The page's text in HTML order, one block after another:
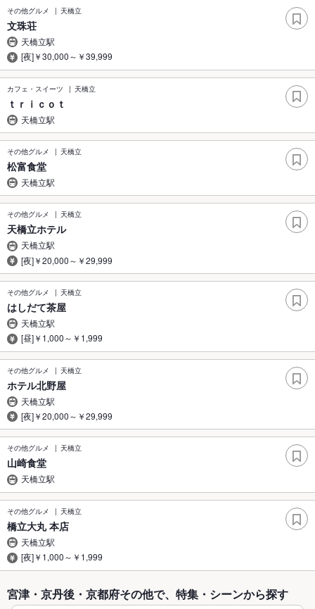
その他グルメ 天橋立
文珠荘
天橋立駅
[夜]￥30,000～￥39,999
カフェ・スイーツ 天橋立
ｔｒｉｃｏｔ
天橋立駅
その他グルメ 天橋立
松富食堂
天橋立駅
その他グルメ 天橋立
天橋立ホテル
天橋立駅
[夜]￥20,000～￥29,999
その他グルメ 天橋立
はしだて茶屋
天橋立駅
[昼]￥1,000～￥1,999
その他グルメ 天橋立
ホテル北野屋
天橋立駅
[夜]￥20,000～￥29,999
その他グルメ 天橋立
山崎食堂
天橋立駅
その他グルメ 天橋立
橋立大丸 本店
天橋立駅
[夜]￥1,000～￥1,999
宮津・京丹後・京都府その他で、特集・シーンから探す